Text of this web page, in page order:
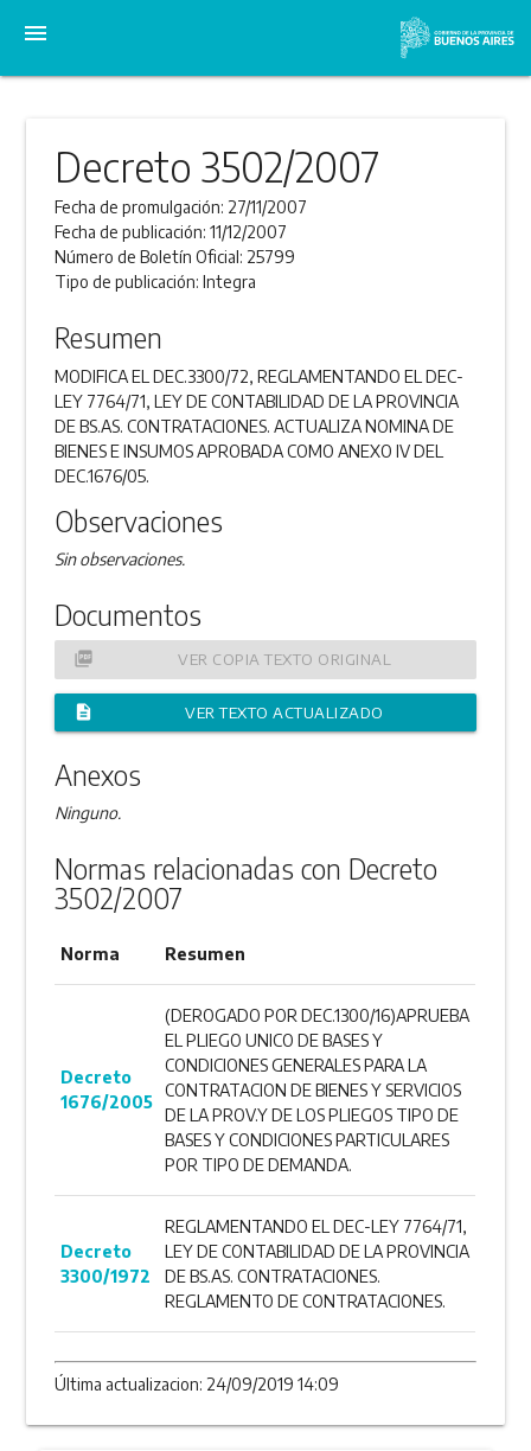
menu
Decreto 3502/2007
Fecha de promulgación: 27/11/2007
Fecha de publicación:11/12/2007
Número de Boletín Oficial: 25799
Tipo de publicación:Integra
Resumen
MODIFICA EL DEC.3300/72, REGLAMENTANDO EL DEC-
LEY 7764/71, LEY DE CONTABILIDAD DE LA PROVINCIA
DE BS.AS. CONTRATACIONES. ACTUALIZA NOMINA DE
BIENES E INSUMOS APROBADA COMO ANEXO IV DEL
DEC.1676/05.
Observaciones
Sin observaciones.
Documentos
picture_as_pdf VER COPIA TEXTO ORIGINAL
description VER TEXTO ACTUALIZADO
Anexos
Ninguno.
Normas relacionadas con Decreto
3502/2007
Norma Resumen
Decreto
1676/2005
(DEROGADO POR DEC.1300/16)APRUEBA
EL PLIEGO UNICO DE BASES Y
CONDICIONES GENERALES PARA LA
CONTRATACION DE BIENES Y SERVICIOS
DE LA PROV.Y DE LOS PLIEGOS TIPO DE
BASES Y CONDICIONES PARTICULARES
POR TIPO DE DEMANDA.
Decreto
3300/1972
REGLAMENTANDO EL DEC-LEY 7764/71,
LEY DE CONTABILIDAD DE LA PROVINCIA
DE BS.AS. CONTRATACIONES.
REGLAMENTO DE CONTRATACIONES.
Última actualizacion: 24/09/2019 14:09